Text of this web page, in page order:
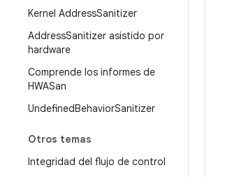
Kernel AddressSanitizer
AddressSanitizer asistido por
hardware
Comprende los informes de
HWASan
UndefinedBehaviorSanitizer
Otros temas
Integridad del flujo de control